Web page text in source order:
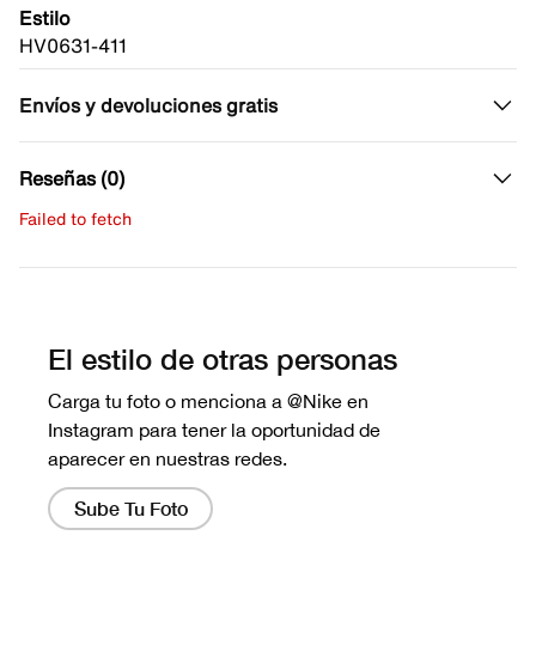
Estilo
HV0631-411
Envíos y devoluciones gratis
Reseñas (0)
Failed to fetch